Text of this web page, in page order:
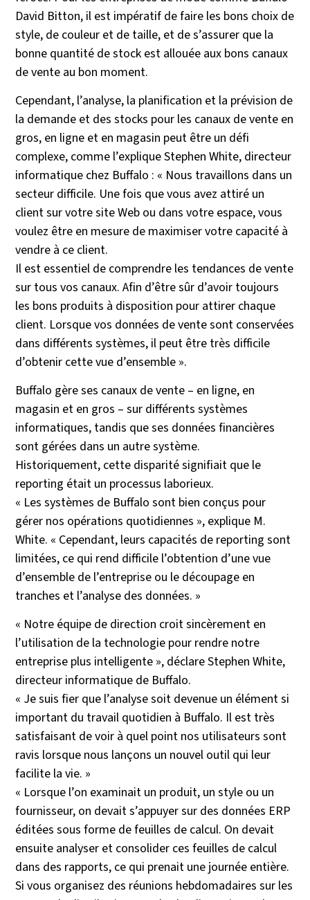
David Bitton, il est impératif de faire les bons choix de
style, de couleur et de taille, et de s’assurer que la
bonne quantité de stock est allouée aux bons canaux
de vente au bon moment.
Cependant, l’analyse, la planification et la prévision de
la demande et des stocks pour les canaux de vente en
gros, en ligne et en magasin peut être un défi
complexe, comme l’explique Stephen White, directeur
informatique chez Buffalo : « Nous travaillons dans un
secteur difficile. Une fois que vous avez attiré un
client sur votre site Web ou dans votre espace, vous
voulez être en mesure de maximiser votre capacité à
vendre à ce client.
Il est essentiel de comprendre les tendances de vente
sur tous vos canaux. Afin d’être sûr d’avoir toujours
les bons produits à disposition pour attirer chaque
client. Lorsque vos données de vente sont conservées
dans différents systèmes, il peut être très difficile
d’obtenir cette vue d’ensemble ».
Buffalo gère ses canaux de vente – en ligne, en
magasin et en gros – sur différents systèmes
informatiques, tandis que ses données financières
sont gérées dans un autre système.
Historiquement, cette disparité signifiait que le
reporting était un processus laborieux.
« Les systèmes de Buffalo sont bien conçus pour
gérer nos opérations quotidiennes », explique M.
White. « Cependant, leurs capacités de reporting sont
limitées, ce qui rend difficile l’obtention d’une vue
d’ensemble de l’entreprise ou le découpage en
tranches et l’analyse des données. »
« Notre équipe de direction croit sincèrement en
l’utilisation de la technologie pour rendre notre
entreprise plus intelligente », déclare Stephen White,
directeur informatique de Buffalo.
« Je suis fier que l’analyse soit devenue un élément si
important du travail quotidien à Buffalo. Il est très
satisfaisant de voir à quel point nos utilisateurs sont
ravis lorsque nous lançons un nouvel outil qui leur
facilite la vie. »
« Lorsque l’on examinait un produit, un style ou un
fournisseur, on devait s’appuyer sur des données ERP
éditées sous forme de feuilles de calcul. On devait
ensuite analyser et consolider ces feuilles de calcul
dans des rapports, ce qui prenait une journée entière.
Si vous organisez des réunions hebdomadaires sur les